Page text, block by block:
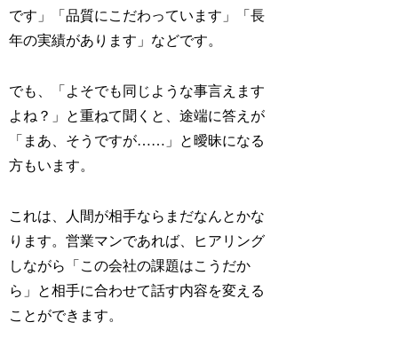
です」「品質にこだわっています」「長
年の実績があります」などです。
でも、「よそでも同じような事言えます
よね？」と重ねて聞くと、途端に答えが
「まあ、そうですが……」と曖昧になる
方もいます。
これは、人間が相手ならまだなんとかな
ります。営業マンであれば、ヒアリング
しながら「この会社の課題はこうだか
ら」と相手に合わせて話す内容を変える
ことができます。